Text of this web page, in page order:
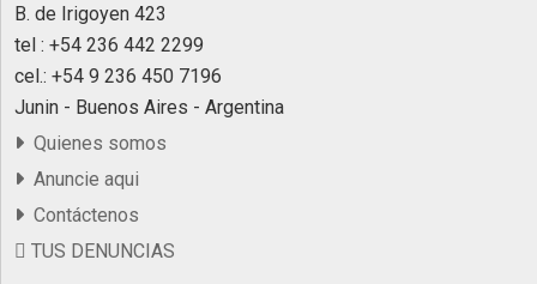
B. de Irigoyen 423
tel : +54 236 442 2299
cel.: +54 9 236 450 7196
Junin - Buenos Aires - Argentina
Quienes somos
Anuncie aqui
Contáctenos
TUS DENUNCIAS